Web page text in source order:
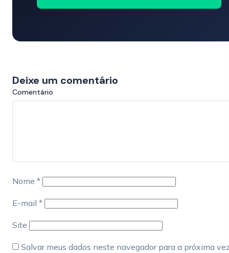
Deixe um comentário
Comentário
Nome *
E-mail *
Site
Salvar meus dados neste navegador para a próxima